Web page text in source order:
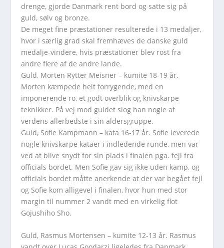
drenge, gjorde Danmark rent bord og satte sig på
guld, sølv og bronze.
De meget fine præstationer resulterede i 13 medaljer,
hvor i særlig grad skal fremhæves de danske guld
medalje-vindere, hvis præstationer blev rost fra
andre flere af de andre lande.
Guld, Morten Rytter Meisner – kumite 18-19 år.
Morten kæmpede helt forrygende, med en
imponerende ro, et godt overblik og knivskarpe
teknikker. På vej mod guldet slog han nogle af
verdens allerbedste i sin aldersgruppe.
Guld, Sofie Kampmann – kata 16-17 år. Sofie leverede
nogle knivskarpe kataer i indledende runde, men var
ved at blive snydt for sin plads i finalen pga. fejl fra
officials bordet. Men Sofie gav sig ikke uden kamp, og
officials bordet måtte anerkende at der var begået fejl
og Sofie kom alligevel i finalen, hvor hun med stor
margin til nummer 2 vandt med en virkelig flot
Gojushiho Sho.
Guld, Rasmus Mortensen – kumite 12-13 år. Rasmus